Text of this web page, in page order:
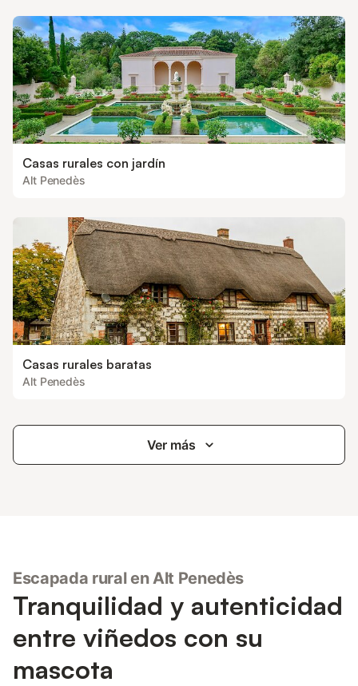
Casas rurales con jardín
Alt Penedès
Casas rurales baratas
Alt Penedès
Ver más
Escapada rural en Alt Penedès
Tranquilidad y autenticidad
entre viñedos con su
mascota